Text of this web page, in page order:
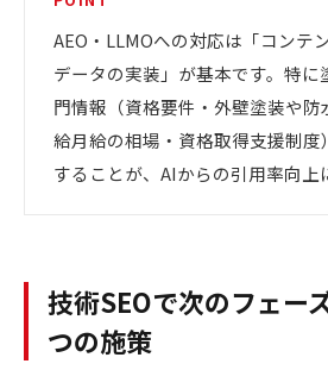
AEO・LLMOへの対応は「コンテ
データの実装」が基本です。特に
門情報（資格要件・外壁塗装や防
給月給の相場・資格取得支援制度
することが、AIからの引用率向上
技術SEOで次のフェー
つの施策